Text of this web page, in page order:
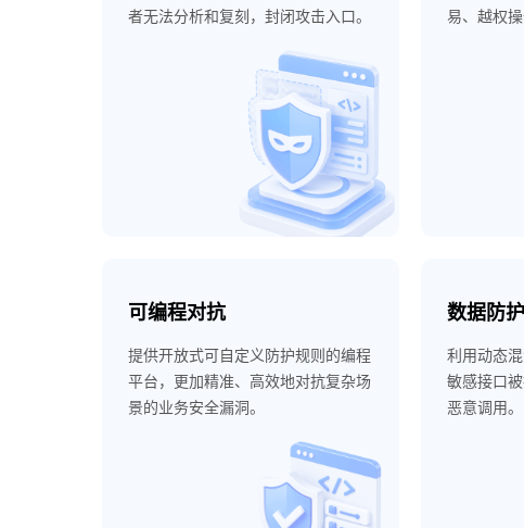
者无法分析和复刻，封闭攻击入口。
易、越权操
可编程对抗
提供开放式可自定义防护规则的编程
平台，更加精准、高效地对抗复杂场
景的业务安全漏洞。
数据防
利用动态
敏感接口
恶意调用。